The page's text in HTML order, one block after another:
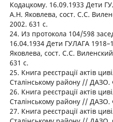
Кодацкому. 16.09.1933 Дети
А.Н. Яковлева, сост. С.С.
2002. 631 с.
24. Из протокола 104/598
16.04.1934 Дети ГУЛАГА
Яковлева, сост. С.С.
631 с.
25. Книга реєстрації актів
Сталінському району //
26. Книга реєстрації актів
Сталінському району //
27. Книга реєстрації актів